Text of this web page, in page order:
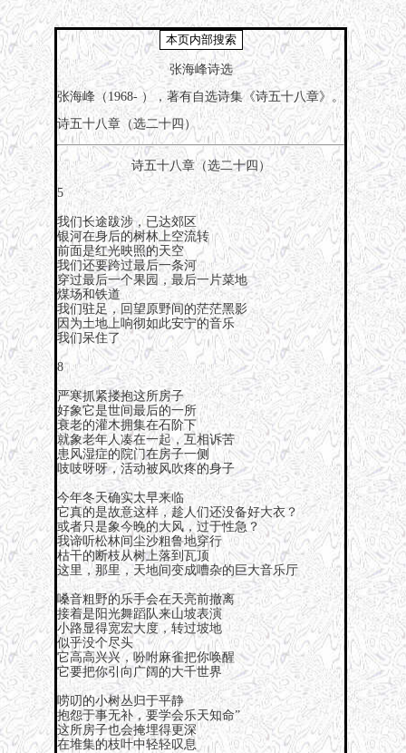
张海峰诗选
张海峰（1968- ），著有自选诗集《诗五十八章》。
诗五十八章（选二十四）
诗五十八章（选二十四）
5
我们长途跋涉，已达郊区
银河在身后的树林上空流转
前面是红光映照的天空
我们还要跨过最后一条河
穿过最后一个果园，最后一片菜地
煤场和铁道
我们驻足，回望原野间的茫茫黑影
因为土地上响彻如此安宁的音乐
我们呆住了
8
严寒抓紧搂抱这所房子
好象它是世间最后的一所
衰老的灌木拥集在石阶下
就象老年人凑在一起，互相诉苦
患风湿症的院门在房子一侧
吱吱呀呀，活动被风吹疼的身子
今年冬天确实太早来临
它真的是故意这样，趁人们还没备好大衣？
或者只是象今晚的大风，过于性急？
我谛听松林间尘沙粗鲁地穿行
枯干的断枝从树上落到瓦顶
这里，那里，天地间变成嘈杂的巨大音乐厅
嗓音粗野的乐手会在天亮前撤离
接着是阳光舞蹈队来山坡表演
小路显得宽宏大度，转过坡地
似乎没个尽头
它高高兴兴，吩咐麻雀把你唤醒
它要把你引向广阔的大千世界
唠叨的小树丛归于平静
抱怨于事无补，要学会乐天知命”
这所房子也会掩埋得更深
在堆集的枝叶中轻轻叹息